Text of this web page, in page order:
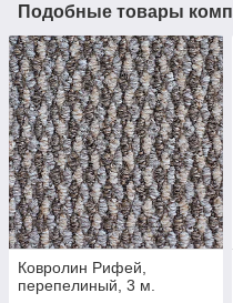
Подобные товары
Ковролин Рифей,
перепелиный, 3 м.